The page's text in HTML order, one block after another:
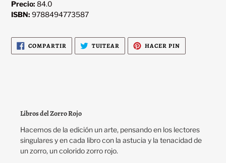
Precio: 84.0
ISBN: 9788494773587
COMPARTIR COMPARTIR
EN
FACEBOOK
TUITEAR TUITEAR
TWITTER
HACER PINPINEAR
PINTEREST
Libros del Zorro Rojo
Hacemos de la edición un arte, pensando en los lectores
singulares y en cada libro con la astucia y la tenacidad de
un zorro, un colorido zorro rojo.